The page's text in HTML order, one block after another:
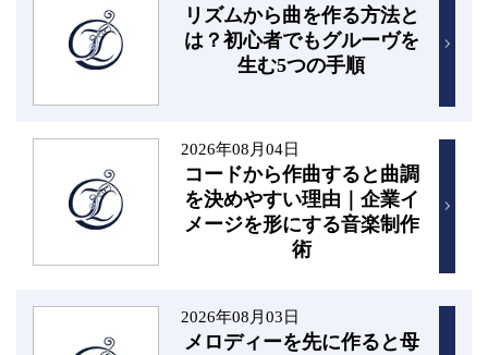
リズムから曲を作る方法と
は？初心者でもグルーヴを
生む5つの手順
2026年08月04日
コードから作曲すると曲調
を決めやすい理由｜企業イ
メージを形にする音楽制作
術
2026年08月03日
メロディーを先に作ると母